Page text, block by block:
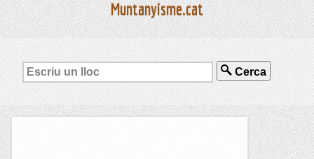
Muntanyisme.cat
Cerca